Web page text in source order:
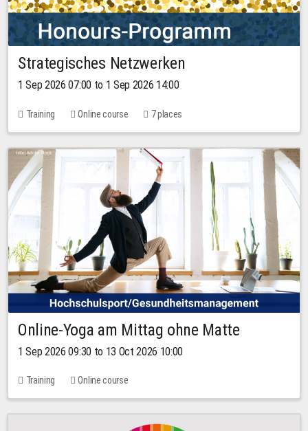
Strategisches Netzwerken
1 Sep 2026 07:00 to 1 Sep 2026 14:00
Training Online course 7 places
Online-Yoga am Mittag ohne Matte
1 Sep 2026 09:30 to 13 Oct 2026 10:00
Training Online course